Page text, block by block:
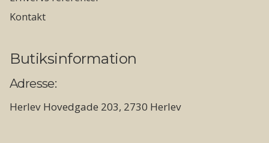
Kontakt
Butiksinformation
Adresse:
Herlev Hovedgade 203, 2730 Herlev